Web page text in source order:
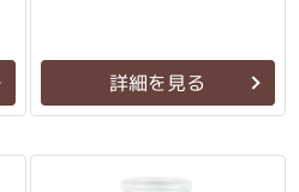
詳細を見る